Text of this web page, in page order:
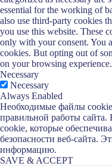
essential for the working of
also use third-party cookies
you use this website. These
only with your consent. You
cookies. But opting out of
on your browsing experience.
Necessary
Necessary
Always Enabled
Необходимые файлы
правильной работы сайта.
cookie, которые
безопасности веб-сайта.
информацию.
SAVE & ACCEPT